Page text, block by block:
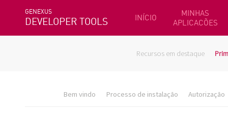
GENEXUS
DEVELOPER TOOLS INÍCIO
MINHAS
APLICACÕES
Recursos em destaque
Bem vindo Processo de instalação Autorização